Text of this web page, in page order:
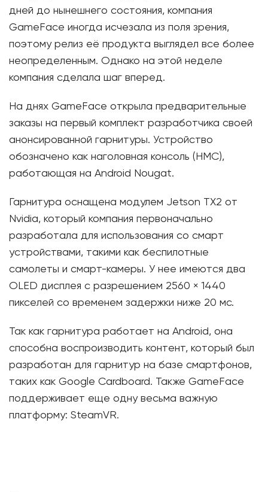
дней до нынешнего состояния, компания
GameFace иногда исчезала из поля зрения,
поэтому релиз её продукта выглядел все более
неопределенным. Однако на этой неделе
компания сделала шаг вперед.
На днях GameFace открыла предварительные
заказы на первый комплект разработчика своей
анонсированной гарнитуры. Устройство
обозначено как наголовная консоль (HMC),
работающая на Android Nougat.
Гарнитура оснащена модулем Jetson TX2 от
Nvidia, который компания первоначально
разработала для использования со смарт
устройствами, такими как беспилотные
самолеты и смарт-камеры. У нее имеются два
OLED дисплея с разрешением 2560 × 1440
пикселей со временем задержки ниже 20 мс.
Так как гарнитура работает на Android, она
способна воспроизводить контент, который был
разработан для гарнитур на базе смартфонов,
таких как Google Cardboard. Также GameFace
поддерживает еще одну весьма важную
платформу: SteamVR.